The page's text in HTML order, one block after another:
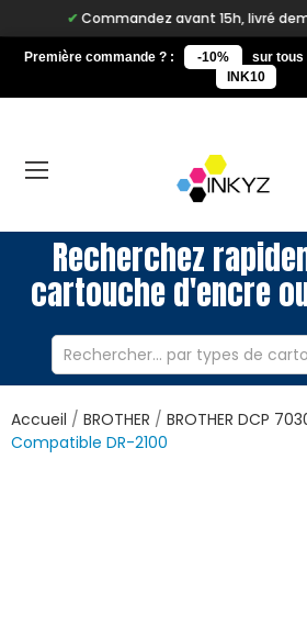
Commandez avant 15h, livré demain.
Première commande ? : -10%
sur tous
INK10
Recherchez
cartouche d'encre
Accueil BROTHER BROTHER DCP
Compatible DR-2100